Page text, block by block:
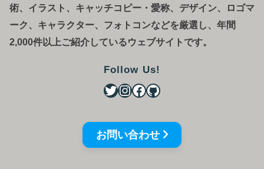
術、イラスト、キャッチコピー・愛称、デザイン、ロゴマ
ーク、キャラクター、フォトコンなどを厳選し、年間
2,000件以上ご紹介しているウェブサイトです。
Follow Us!
お問い合わせ